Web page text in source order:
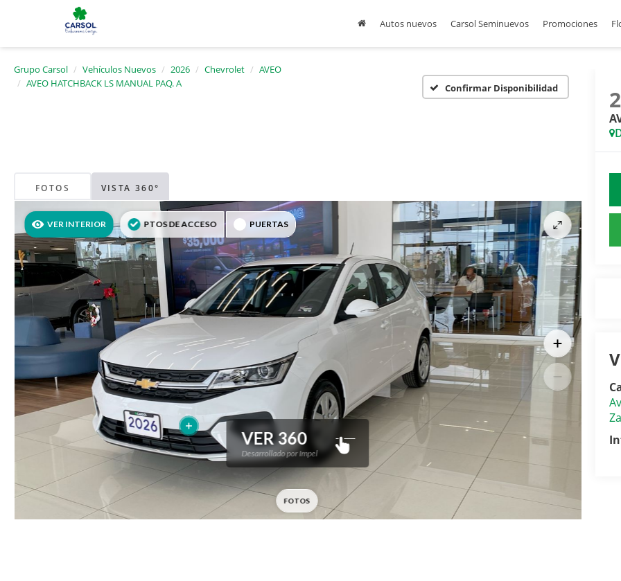
Autos nuevos Carsol Seminuevos Promociones
Grupo Carsol Vehículos Nuevos 2026 Chevrolet
AVEO
AVEO HATCHBACK LS MANUAL PAQ. A
Confirmar Disponibilidad
FOTOS VISTA 360°